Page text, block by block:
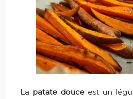
La patate douce est un